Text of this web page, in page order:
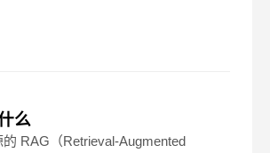
么
RAG（Retrieval-Augmented